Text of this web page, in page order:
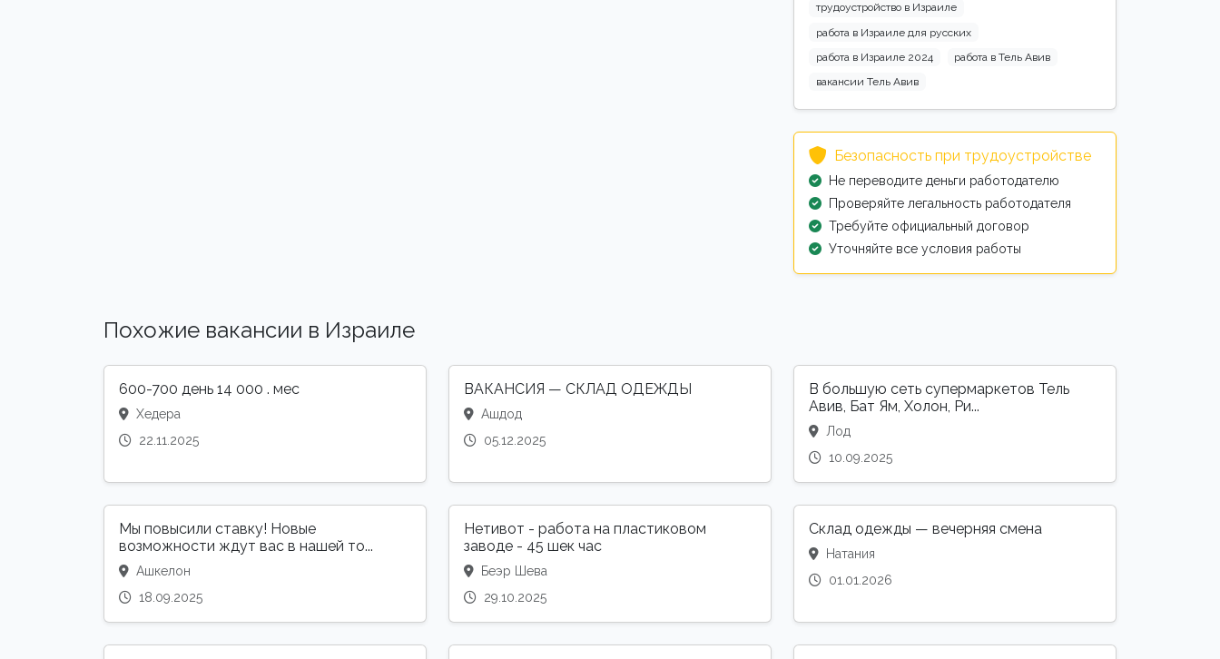
трудоустройство в Израиле
работа в Израиле для русских
работа в Израиле 2024
работа в Тель Авив
вакансии Тель Авив
Безопасность при трудоустройстве
Не переводите деньги работодателю
Проверяйте легальность работодателя
Требуйте официальный договор
Уточняйте все условия работы
Похожие вакансии в Израиле
600-700 день 14 000 . мес
Хедера
22.11.2025
ВАКАНСИЯ — СКЛАД ОДЕЖДЫ
Ашдод
05.12.2025
В большую сеть супермаркетов Тель
Авив, Бат Ям, Холон, Ри...
Лод
10.09.2025
Мы повысили ставку! Новые
возможности ждут вас в нашей то...
Ашкелон
18.09.2025
Нетивот - работа на пластиковом
заводе - 45 шек час
Беэр Шева
29.10.2025
Склад одежды — вечерняя смена
Натания
01.01.2026